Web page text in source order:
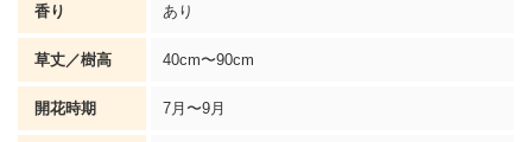
香り あり
草丈／樹高 40cm〜90cm
開花時期 7月〜9月